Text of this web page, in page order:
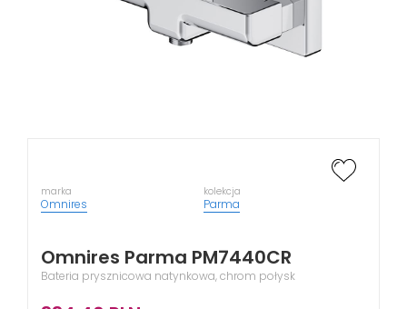
marka
Omnires
kolekcja
Parma
Omnires Parma PM7440CR
Bateria prysznicowa natynkowa, chrom połysk